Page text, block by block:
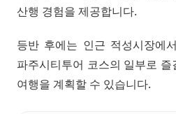
산행 경험을 제공합니다.
등반 후에는 인근 적성시장에
파주시티투어 코스의 일부로
여행을 계획할 수 있습니다.